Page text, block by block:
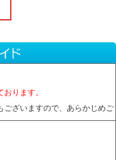
ります。
ございますので、あらかじめご